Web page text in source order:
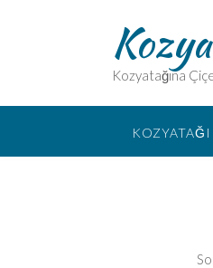
Kozyatağına